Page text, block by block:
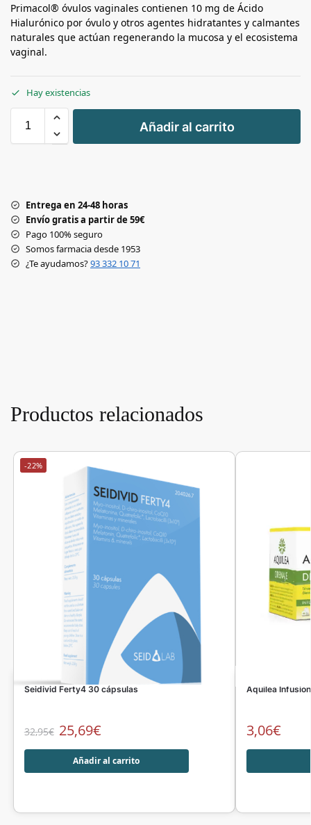
Primacol® óvulos vaginales contienen 10 mg de Ácido
Hialurónico por óvulo y otros agentes hidratantes y calmantes
naturales que actúan regenerando la mucosa y el ecosistema
vaginal.
Hay existencias
+
-
Añadir al carrito
Entrega en 24-48 horas
Envío gratis a partir de 59€
Pago 100% seguro
Somos farmacia desde 1953
¿Te ayudamos?93 332 10 71
Productos relacionados
-22%
Seidivid Ferty4 30 cápsulas
32,95€ 25,69€
Añadir al carrito
Aquilea
3,06€